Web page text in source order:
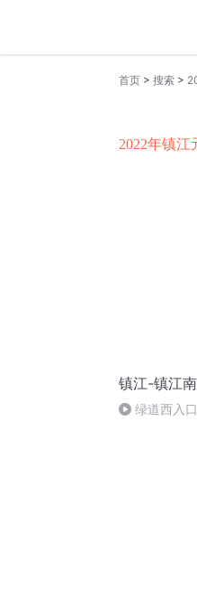
首页 > 搜索 >
2022年镇江
镇江-镇江
绿道西入口